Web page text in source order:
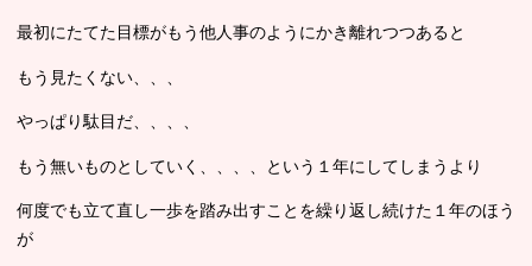
最初にたてた目標がもう他人事のようにかき離れつつあると
もう見たくない、、、
やっぱり駄目だ、、、、
もう無いものとしていく、、、、という１年にしてしまうより
何度でも立て直し一歩を踏み出すことを繰り返し続けた１年のほう
が